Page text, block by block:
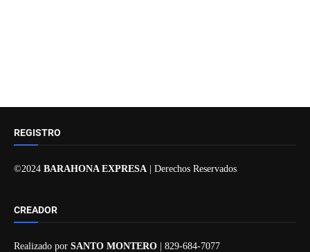
REGISTRO
©2024 BARAHONA EXPRESA | Derechos Reservados
CREADOR
Realizado por SANTO MONTERO | 829-684-7077